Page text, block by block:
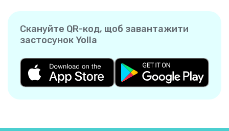
Скануйте QR-код, щоб завантажити
застосунок Yolla